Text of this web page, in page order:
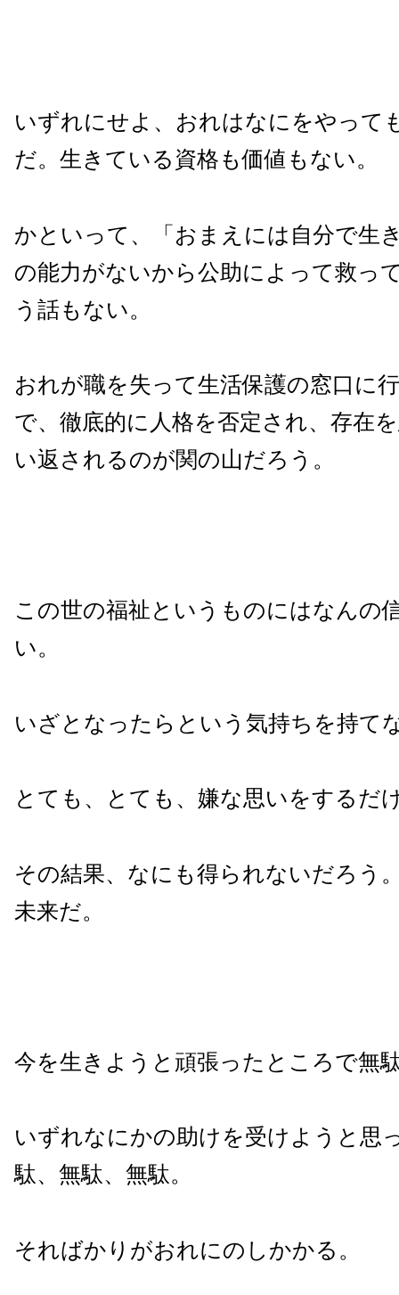
いずれにせよ、おれはなにをやって
だ。生きている資格も価値もない。
かといって、「おまえには自分で生
の能力がないから公助によって救っ
う話もない。
おれが職を失って生活保護の窓口に
で、徹底的に人格を否定され、存在
い返されるのが関の山だろう。
この世の福祉というものにはなんの
い。
いざとなったらという気持ちを持て
とても、とても、嫌な思いをするだ
その結果、なにも得られないだろう
未来だ。
今を生きようと頑張ったところで無
いずれなにかの助けを受けようと思
駄、無駄、無駄。
そればかりがおれにのしかかる。